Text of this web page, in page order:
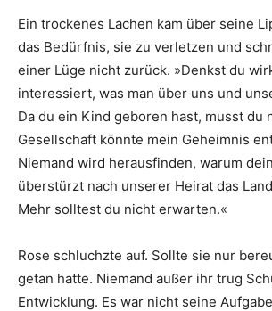
Ein trockenes Lachen kam über seine
das Bedürfnis, sie zu verletzen und
einer Lüge nicht zurück. »Denkst du
interessiert, was man über uns und
Da du ein Kind geboren hast, musst du
Gesellschaft könnte mein Geheimnis
Niemand wird herausfinden, warum
überstürzt nach unserer Heirat das
Mehr solltest du nicht erwarten.«
Rose schluchzte auf. Sollte sie nur
getan hatte. Niemand außer ihr trug
Entwicklung. Es war nicht seine